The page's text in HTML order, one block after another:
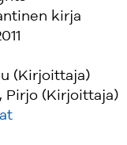
kirja
(Kirjoittaja)
Pirjo (Kirjoittaja)